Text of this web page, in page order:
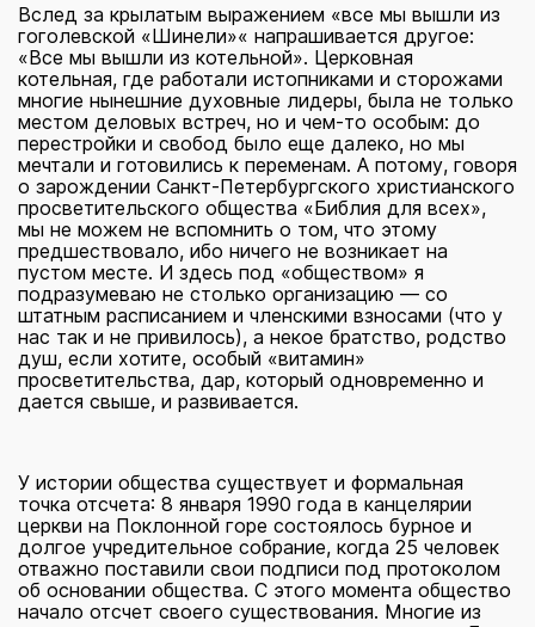
Вслед за крылатым выражением «все мы вышли из
гоголевской «Шинели»« напрашивается другое:
«Все мы вышли из котельной». Церковная
котельная, где работали истопниками и сторожами
многие нынешние духовные лидеры, была не только
местом деловых встреч, но и чем-то особым: до
перестройки и свобод было еще далеко, но мы
мечтали и готовились к переменам. А потому, говоря
о зарождении Санкт-Петербургского христианского
просветительского общества «Библия для всех»,
мы не можем не вспомнить о том, что этому
предшествовало, ибо ничего не возникает на
пустом месте. И здесь под «обществом» я
подразумеваю не столько организацию — со
штатным расписанием и членскими взносами (что у
нас так и не привилось), а некое братство, родство
душ, если хотите, особый «витамин»
просветительства, дар, который одновременно и
дается свыше, и развивается.
У истории общества существует и формальная
точка отсчета: 8 января 1990 года в канцелярии
церкви на Поклонной горе состоялось бурное и
долгое учредительное собрание, когда 25 человек
отважно поставили свои подписи под протоколом
об основании общества. С этого момента общество
начало отсчет своего существования. Многие из